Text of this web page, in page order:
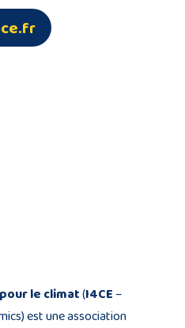
le climat(I4CE –
est une association